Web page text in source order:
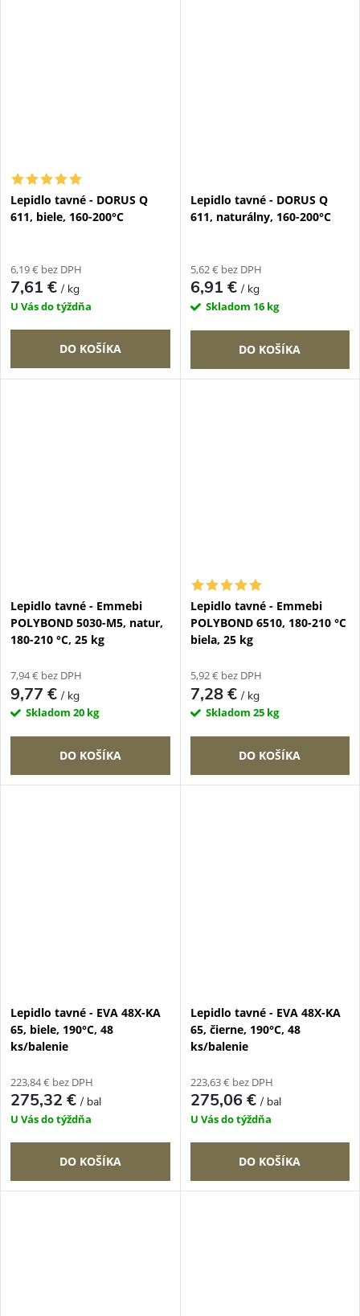
Lepidlo tavné - DORUS Q
611, biele, 160-200°C
6,19 € bez DPH
7,61 €/ kg
U Vás do týždňa
DO KOŠÍKA
Lepidlo tavné - DORUS Q
611, naturálny, 160-200°C
5,62 € bez DPH
6,91 €/ kg
Skladom 16 kg
DO KOŠÍKA
Lepidlo tavné - Emmebi
POLYBOND 5030-M5, natur,
180-210 °C, 25 kg
7,94 € bez DPH
9,77 €/ kg
Skladom 20 kg
DO KOŠÍKA
Lepidlo tavné - Emmebi
POLYBOND 6510, 180-210 °C
biela, 25 kg
5,92 € bez DPH
7,28 €/ kg
Skladom 25 kg
DO KOŠÍKA
Lepidlo tavné - EVA 48X-KA
65, biele, 190°C, 48
ks/balenie
223,84 € bez DPH
275,32 €/ bal
U Vás do týždňa
DO KOŠÍKA
Lepidlo tavné - EVA 48X-KA
65, čierne, 190°C, 48
ks/balenie
223,63 € bez DPH
275,06 €/ bal
U Vás do týždňa
DO KOŠÍKA